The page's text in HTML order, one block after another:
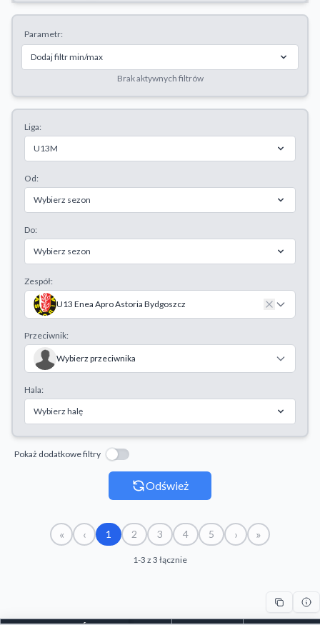
Parametr:
Dodaj filtr min/max
Brak aktywnych filtrów
Liga:
U13M
Od:
Wybierz sezon
Do:
Wybierz sezon
Zespół:
U13 Enea Apro Astoria Bydgoszcz
Przeciwnik:
Wybierz przeciwnika
Hala:
Wybierz halę
Pokaż dodatkowe filtry
Odśwież
« ‹ 1 2 3 4 5 › »
1-3 z 3 łącznie
# ZESPÓŁ SEZON DATA
VS
Odrzuć wszystkie
Zapisz preferencje
Akceptuj wszystkie